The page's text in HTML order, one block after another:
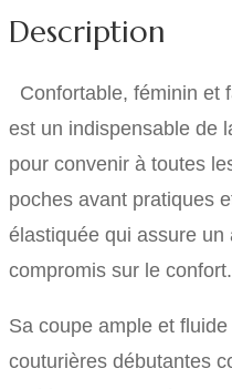
Description
Confortable, féminin et
est un indispensable de
pour convenir à toutes
poches avant pratiques
élastiquée qui assure
compromis sur le confort.
Sa coupe ample et
couturières débutantes